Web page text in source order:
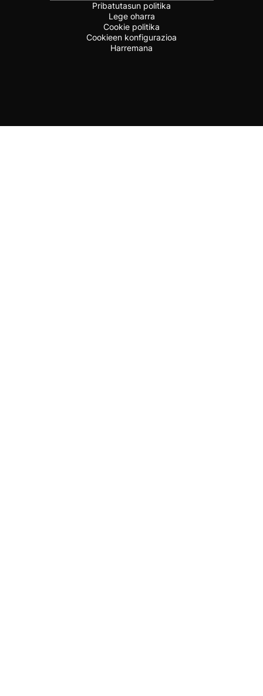
Pribatutasun politika
Lege oharra
Cookie politika
Cookieen konfigurazioa
Harremana